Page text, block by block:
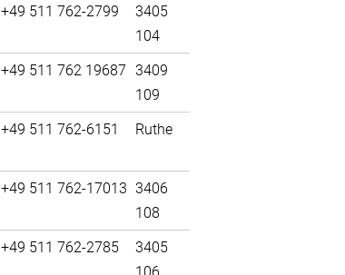
+49 511 762-2799
3405
104
+49 511 762 19687 3409
109
+49 511 762-6151 Ruthe
+49 511 762-17013 3406
108
+49 511 762-2785
3405